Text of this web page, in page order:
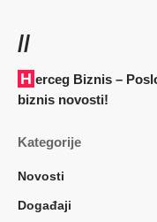
//
Herceg Biznis – Poslovna strana Hercegovine. Vaš izvor
biznis novosti!
Kategorije
Novosti
Događaji